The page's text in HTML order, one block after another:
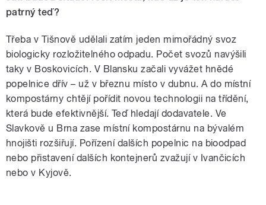
patrný teď?
Třeba v Tišnově udělali zatím jeden mimořádný svoz
biologicky rozložitelného odpadu. Počet svozů navýšili
taky v Boskovicích. V Blansku začali vyvážet hnědé
popelnice dřív – už v březnu místo v dubnu. A do místní
kompostárny chtějí pořídit novou technologii na třídění,
která bude efektivnější. Teď hledají dodavatele. Ve
Slavkově u Brna zase místní kompostárnu na bývalém
hnojišti rozšiřují. Pořízení dalších popelnic na bioodpad
nebo přistavení dalších kontejnerů zvažují v Ivančicích
nebo v Kyjově.